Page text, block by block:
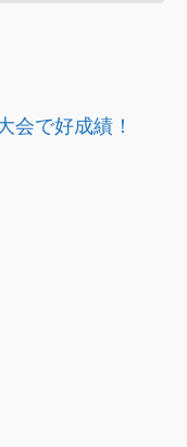
で好成績！